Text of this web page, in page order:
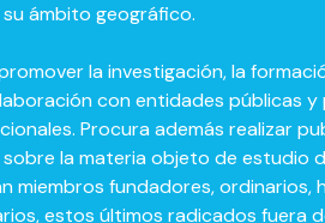
ámbito geográfico.
la investigación, la
con entidades públicas y
Procura además realizar
la materia objeto de estudio
miembros fundadores, ordinarios,
estos últimos radicados fuera